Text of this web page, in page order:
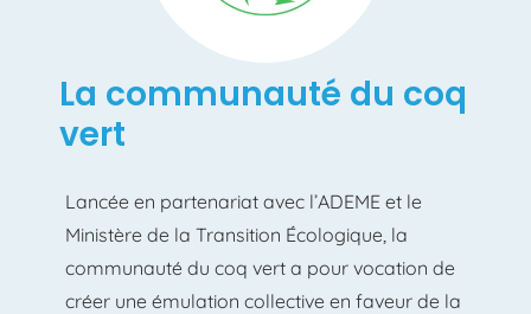
La communauté du coq
vert
Lancée en partenariat avec l’ADEME et le
Ministère de la Transition Écologique, la
communauté du coq vert a pour vocation de
créer une émulation collective en faveur de la